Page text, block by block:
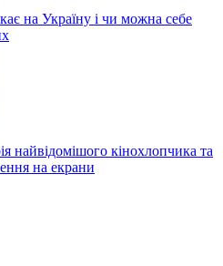
на Україну і чи можна себе
найвідомішого кінохлопчика та
на екрани